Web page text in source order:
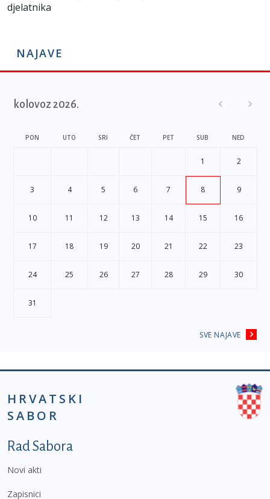
djelatnika
NAJAVE
kolovoz 2026.
PON UTO SRI ČET PET SUB NED
1 2
3 4 5 6 7 8 9
10 11 12 13 14 15 16
17 18 19 20 21 22 23
24 25 26 27 28 29 30
31
SVE NAJAVE
HRVATSKI
SABOR
Podnožje prvi izbornik
Rad Sabora
Novi akti
Zapisnici